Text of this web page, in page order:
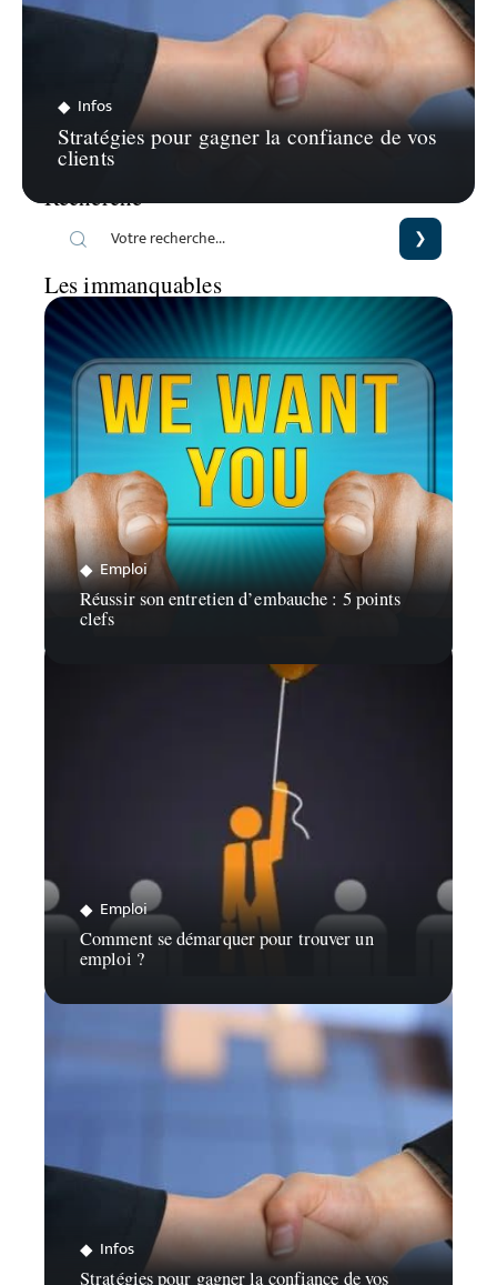
Infos
Stratégies pour gagner la confiance de vos
clients
Recherche
Les immanquables
Emploi
Réussir son entretien d’embauche : 5 points
clefs
Emploi
Comment se démarquer pour trouver un
emploi ?
Infos
Stratégies pour gagner la confiance de vos